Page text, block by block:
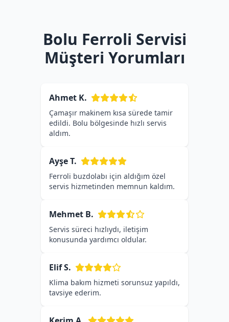
Bolu Ferroli Servisi
Müşteri Yorumları
Ahmet K.
Çamaşır makinem kısa sürede tamir
edildi. Bolu bölgesinde hızlı servis
aldım.
Ayşe T.
Ferroli buzdolabı için aldığım özel
servis hizmetinden memnun kaldım.
Mehmet B.
Servis süreci hızlıydı, iletişim
konusunda yardımcı oldular.
Elif S.
Klima bakım hizmeti sorunsuz yapıldı,
tavsiye ederim.